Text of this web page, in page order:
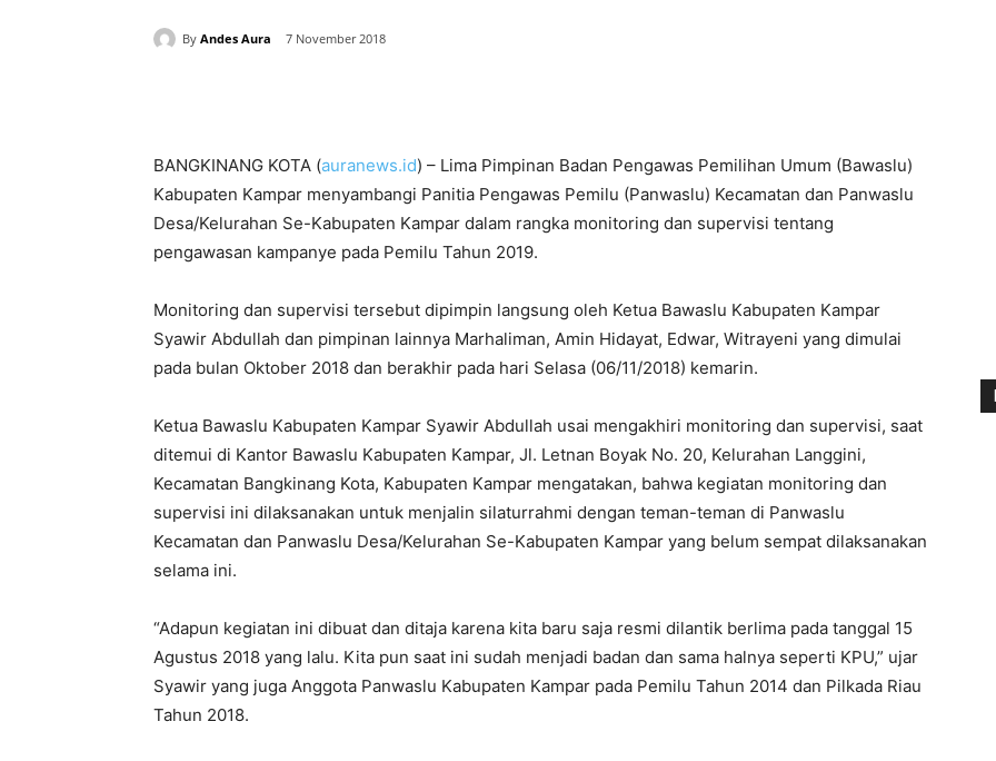
By Andes Aura 7 November 2018
BANGKINANG KOTA (auranews.id) – Lima Pimpinan Badan Pengawas Pemilihan Umum (Bawaslu)
Kabupaten Kampar menyambangi Panitia Pengawas Pemilu (Panwaslu) Kecamatan dan Panwaslu
Desa/Kelurahan Se-Kabupaten Kampar dalam rangka monitoring dan supervisi tentang
pengawasan kampanye pada Pemilu Tahun 2019.
Monitoring dan supervisi tersebut dipimpin langsung oleh Ketua Bawaslu Kabupaten Kampar
Syawir Abdullah dan pimpinan lainnya Marhaliman, Amin Hidayat, Edwar, Witrayeni yang dimulai
pada bulan Oktober 2018 dan berakhir pada hari Selasa (06/11/2018) kemarin.
Ketua Bawaslu Kabupaten Kampar Syawir Abdullah usai mengakhiri monitoring dan supervisi, saat
ditemui di Kantor Bawaslu Kabupaten Kampar, Jl. Letnan Boyak No. 20, Kelurahan Langgini,
Kecamatan Bangkinang Kota, Kabupaten Kampar mengatakan, bahwa kegiatan monitoring dan
supervisi ini dilaksanakan untuk menjalin silaturrahmi dengan teman-teman di Panwaslu
Kecamatan dan Panwaslu Desa/Kelurahan Se-Kabupaten Kampar yang belum sempat dilaksanakan
selama ini.
“Adapun kegiatan ini dibuat dan ditaja karena kita baru saja resmi dilantik berlima pada tanggal 15
Agustus 2018 yang lalu. Kita pun saat ini sudah menjadi badan dan sama halnya seperti KPU,” ujar
Syawir yang juga Anggota Panwaslu Kabupaten Kampar pada Pemilu Tahun 2014 dan Pilkada Riau
Tahun 2018.